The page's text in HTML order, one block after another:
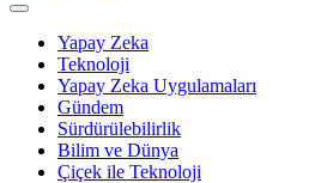
Yapay Zeka
Teknoloji
Yapay Zeka Uygulamaları
Gündem
Sürdürülebilirlik
Bilim ve Dünya
Çiçek ile Teknoloji